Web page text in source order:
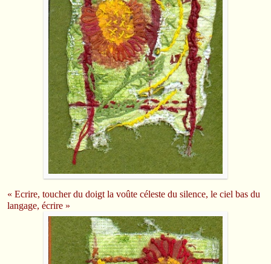
« Ecrire, toucher du doigt la voûte céleste du silence, le ciel bas du
langage, écrire »